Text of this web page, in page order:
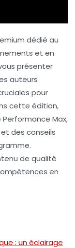
dédié au
et en
présenter
auteurs
pour
cette édition,
Max,
des conseils
de qualité
en
: un éclairage